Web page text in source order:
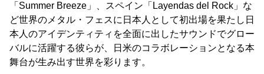
「Summer Breeze」、スペイン「Layendas del Rock」な
ど世界のメタル・フェスに日本人として初出場を果たし日
本人のアイデンティティを全面に出したサウンドでグロー
バルに活躍する彼らが、日米のコラボレーションとなる本
舞台が生み出す世界を彩ります。